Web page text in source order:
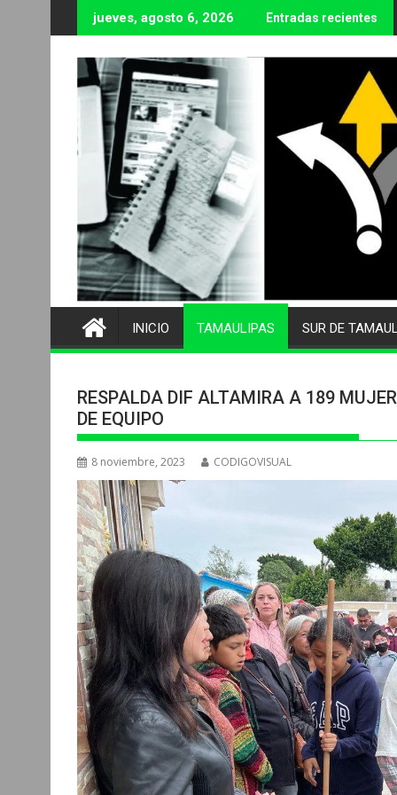
al
contenido
jueves, agosto 6, 2026 Entradas recientes
INICIO TAMAULIPAS SUR DE
RESPALDA DIF ALTAMIRA A 189
DE EQUIPO
8 noviembre, 2023 CODIGOVISUAL